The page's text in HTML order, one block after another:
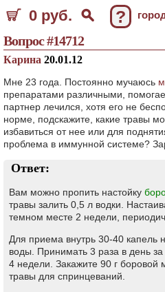
0 руб. ?
Вопрос #14712
Карина 20.01.12
Мне 23 года. Постоянно мучаюсь
препаратами различными,
партнер лечился, хотя его не
норме, подскажите, какие травы
избавиться от нее или для
проблема в иммунной системе?
Ответ:
Вам можно пропить настойку
травы залить 0,5 л водки.
темном месте 2 недели,
Для приема внутрь 30-40 капель
воды. Принимать 3 раза в день
4 недели. Закажите 90 г боровой
травы для спринцеваний.